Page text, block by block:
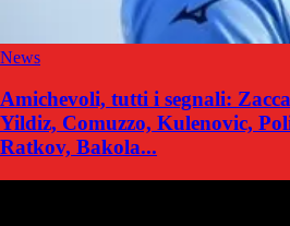
News
Amichevoli, tutti i segnali:
Yildiz, Comuzzo, Kulenovic,
Ratkov, Bakola...